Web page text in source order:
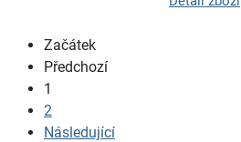
Začátek
Předchozí
1
2
Následující